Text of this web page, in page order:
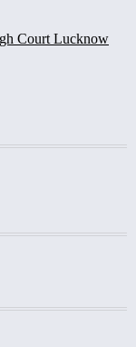
Court Lucknow